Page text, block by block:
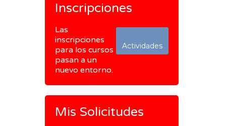
Inscripciones
Las
inscripciones
para los cursos
pasan a un
nuevo entorno.
Actividades
Mis Solicitudes